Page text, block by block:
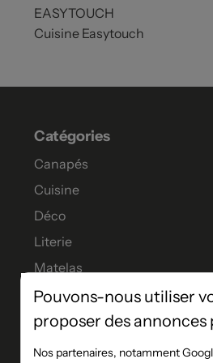
EASYTOUCH
Cuisine Easytouch
Catégories
Canapés
Cuisine
Déco
Literie
Matelas
Meubles
Tables à manger
Pouvons-nous utiliser
proposer des annonces
Nos partenaires, notamment